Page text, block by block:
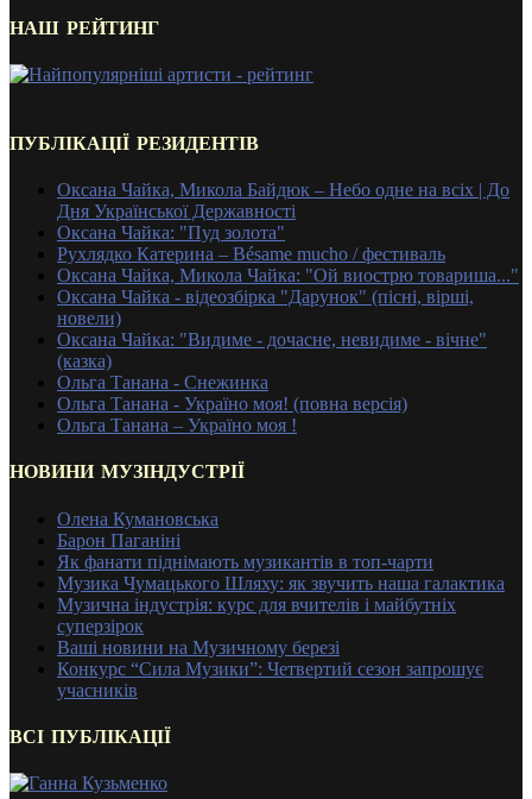
НАШ РЕЙТИНГ
ПУБЛІКАЦІЇ РЕЗИДЕНТІВ
Оксана Чайка, Микола Байдюк – Небо одне на всіх | До
Дня Української Державності
Оксана Чайка: "Пуд золота"
Рухлядко Катерина – Bésame mucho / фестиваль
Оксана Чайка, Микола Чайка: "Ой виострю товариша..."
Оксана Чайка - відеозбірка "Дарунок" (пісні, вірші,
новели)
Оксана Чайка: "Видиме - дочасне, невидиме - вічне"
(казка)
Ольга Танана - Снежинка
Ольга Танана - Україно моя! (повна версія)
Ольга Танана – Україно моя !
НОВИНИ МУЗІНДУСТРІЇ
Олена Кумановська
Барон Паганіні
Як фанати піднімають музикантів в топ-чарти
Музика Чумацького Шляху: як звучить наша галактика
Музична індустрія: курс для вчителів і майбутніх
суперзірок
Ваші новини на Музичному березі
Конкурс “Сила Музики”: Четвертий сезон запрошує
учасників
ВСІ ПУБЛІКАЦІЇ